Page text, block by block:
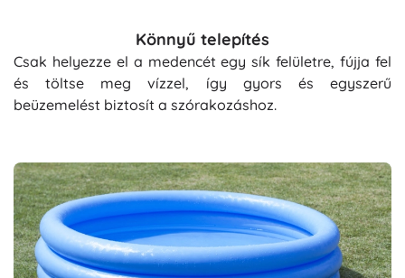
Könnyű telepítés
Csak helyezze el a medencét egy sík felületre, fújja fel
és töltse meg vízzel, így gyors és egyszerű
beüzemelést biztosít a szórakozáshoz.